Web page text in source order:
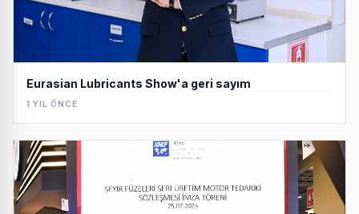
Eurasian Lubricants Show'a geri sayım
1 YIL ÖNCE